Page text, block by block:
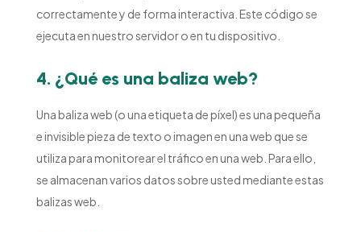
correctamente y de forma interactiva. Este código se
ejecuta en nuestro servidor o en tu dispositivo.
4. ¿Qué es una baliza web?
Una baliza web (o una etiqueta de píxel) es una pequeña
e invisible pieza de texto o imagen en una web que se
utiliza para monitorear el tráfico en una web. Para ello,
se almacenan varios datos sobre usted mediante estas
balizas web.